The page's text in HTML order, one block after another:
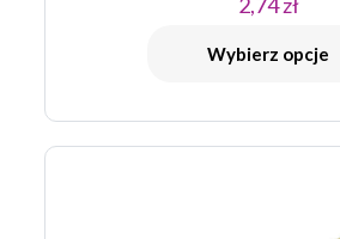
mail*
Wybierz opcje